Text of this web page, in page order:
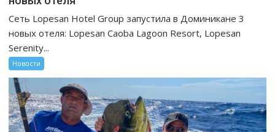
Сеть Lopesan Hotel Group запустила в Доминикане 3
новых отеля: Lopesan Caoba Lagoon Resort, Lopesan
Serenity...
Новости